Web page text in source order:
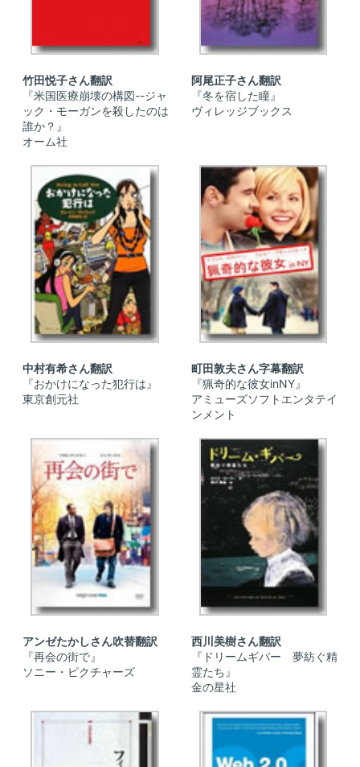
竹田悦子さん翻訳
『米国医療崩壊の構図--ジャ
ック・モーガンを殺したのは
誰か？』
オーム社
阿尾正子さん翻訳
『冬を宿した瞳』
ヴィレッジブックス
中村有希さん翻訳
『おかけになった犯行は』
東京創元社
町田敦夫さん字幕翻訳
『猟奇的な彼女inNY』
アミューズソフトエンタテイ
ンメント
アンゼたかしさん吹替翻訳
『再会の街で』
ソニー・ピクチャーズ
西川美樹さん翻訳
『ドリームギバー 夢紡ぐ精
霊たち』
金の星社